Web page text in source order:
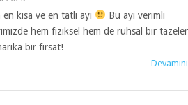
en kısa ve en tatlı ayı
Bu ayı verimli
hem fiziksel hem de ruhsal bir
bir fırsat!